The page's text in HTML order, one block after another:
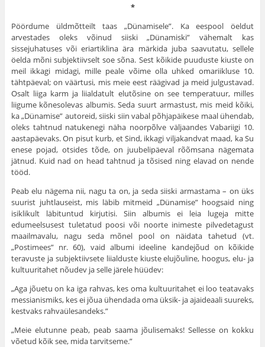
*
Pöördume üldmõtteilt taas „Dünamisele”. Ka eespool öeldut
arvestades oleks võinud siiski „Dünamiski” vähemalt kas
sissejuhatuses või eriartiklina ära märkida juba saavutatu, sellele
öelda mõni subjektiivselt soe sõna. Sest kõikide puuduste kiuste on
meil ikkagi midagi, mille peale võime olla uhked omariikluse 10.
tähtpäeval; on väärtusi, mis meie eest räägivad ja meid julgustavad.
Osalt liiga karm ja liialdatult elutõsine on see temperatuur, milles
liigume kõnesolevas albumis. Seda suurt armastust, mis meid kõiki,
ka „Dünamise” autoreid, siiski siin vabal põhjapäikese maal ühendab,
oleks tahtnud natukenegi näha noorpõlve väljaandes Vabariigi 10.
aastapäevaks. On pisut kurb, et Sind, ikkagi viljakandvat maad, ka Su
enese pojad, otsides tõde, on juubelipäeval rõõmsana nägemata
jätnud. Kuid nad on head tahtnud ja tõsised ning elavad on nende
tööd.
Peab elu nägema nii, nagu ta on, ja seda siiski armastama – on üks
suurist juhtlauseist, mis läbib mitmeid „Dünamise” hoogsaid ning
isiklikult läbituntud kirjutisi. Siin albumis ei leia lugeja mitte
edumeelsusest tuletatud poosi või noorte inimeste pilvedetagust
maailmavalu, nagu seda mõnel pool on näidata tahetud (vt.
„Postimees” nr. 60), vaid albumi ideeline kandejõud on kõikide
teravuste ja subjektiivsete liialduste kiuste elujõuline, hoogus, elu- ja
kultuuritahet nõudev ja selle järele hüüdev:
„Aga jõuetu on ka iga rahvas, kes oma kultuuritahet ei loo teatavaks
messianismiks, kes ei jõua ühendada oma üksik- ja ajaideaali suureks,
kestvaks rahvaülesandeks.”
„Meie elutunne peab, peab saama jõulisemaks! Sellesse on kokku
võetud kõik see, mida tarvitseme.”